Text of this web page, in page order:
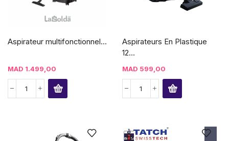
Aspirateur multifonctionnel...
MAD 1.499,00
Aspirateurs En Plastique
12...
MAD 599,00